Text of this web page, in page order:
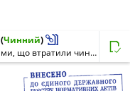
(Чинний)
Про внесення змін та визнання такими, що втратили чинність, постанов Кабінету Міністрів України з питань охорони довкілля і використання природних ресурсів